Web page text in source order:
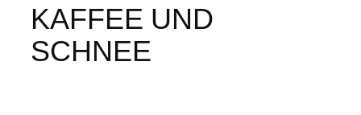
KAFFEE UND
SCHNEE